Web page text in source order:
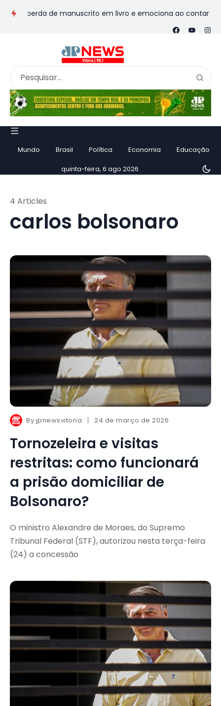
perda de manuscrito em livro e emociona ao contar história
Mundo Brasil Política Economia Educação
quinta-feira, 6 ago 2026
carlos bolsonaro
4 Articles
By jpnewsvitoria 24 de março de 2026
Tornozeleira e visitas
restritas: como funcionará
a prisão domiciliar de
Bolsonaro?
O ministro Alexandre de Moraes, do Supremo
Tribunal Federal (STF), autorizou nesta terça-feira
(24) a concessão